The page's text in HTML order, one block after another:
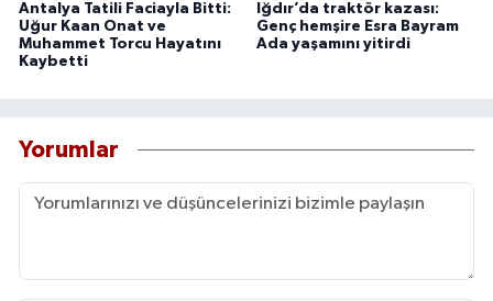
Antalya Tatili Faciayla Bitti:
Uğur Kaan Onat ve
Muhammet Torcu Hayatını
Kaybetti
Iğdır’da traktör kazası:
Genç hemşire Esra Bayram
Ada yaşamını yitirdi
Yorumlar